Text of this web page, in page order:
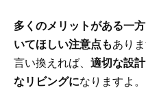
多くのメリットがある一
いてほしい注意点もありま
言い換えれば、 適切な設
なリビングになりますよ。